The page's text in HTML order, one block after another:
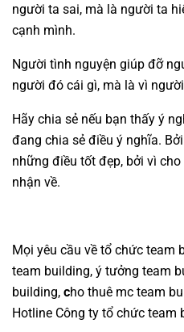
người ta sai, mà là người ta
cạnh mình.
Người tình nguyện giúp đỡ
người đó cái gì, mà là vì
Hãy chia sẻ nếu bạn thấy ý
đang chia sẻ điều ý nghĩa.
những điều tốt đẹp, bởi vì
nhận về.
Mọi yêu cầu về tổ chức team
team building, ý tưởng team
building, cho thuê mc team
Hotline Công ty tổ chức team